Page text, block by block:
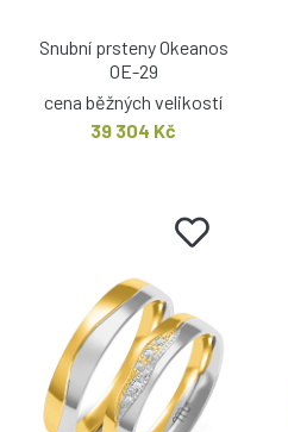
Snubní prsteny Okeanos
OE-29
cena běžných velikostí
39 304 Kč